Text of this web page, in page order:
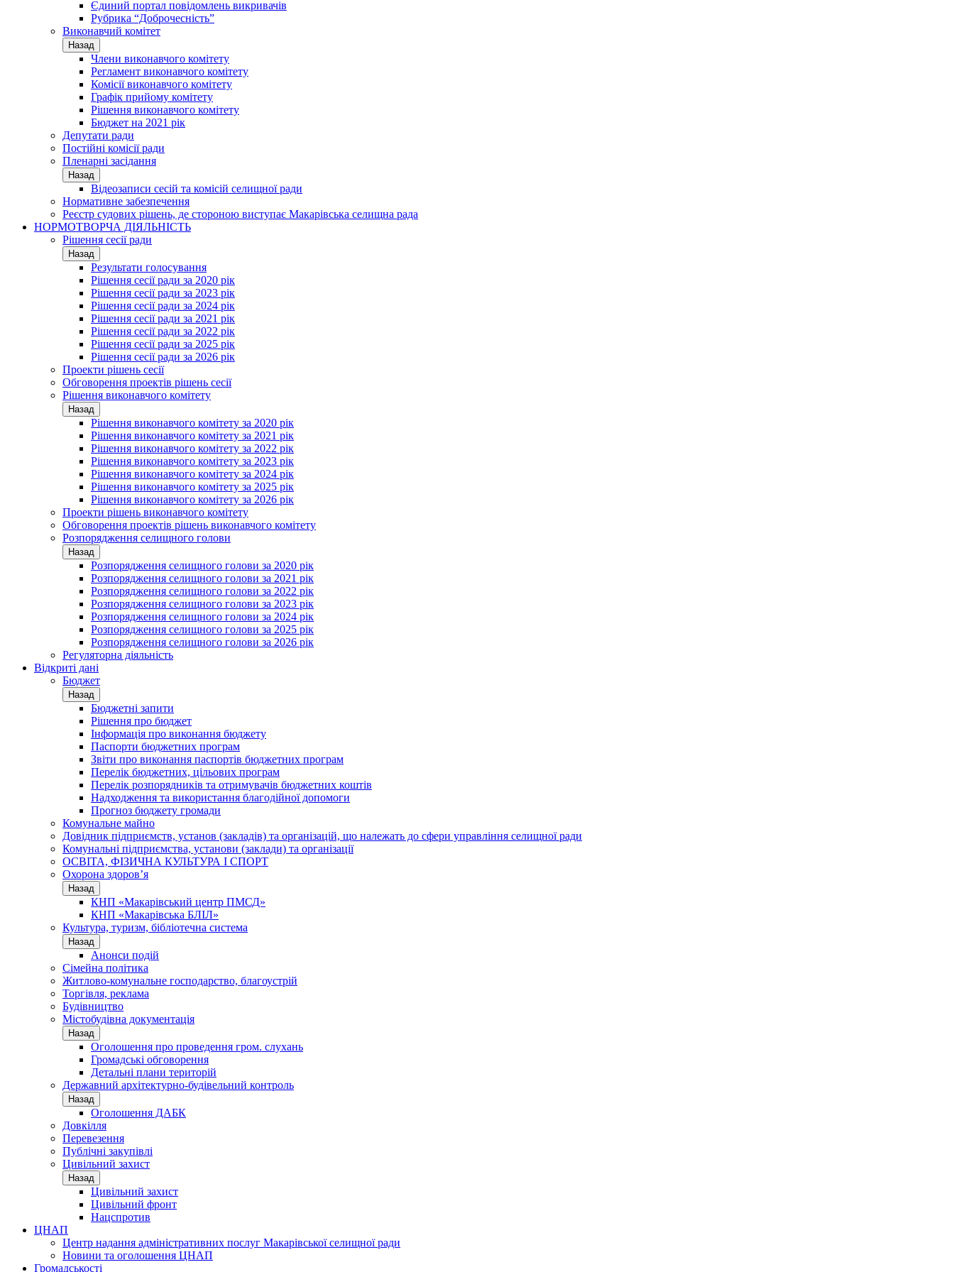
Єдиний портал повідомлень викривачів
Рубрика “Доброчесність”
Виконавчий комітет
Назад
Члени виконавчого комітету
Регламент виконавчого комітету
Комісії виконавчого комітету
Графік прийому комітету
Рішення виконавчого комітету
Бюджет на 2021 рік
Депутати ради
Постійні комісії ради
Пленарні засідання
Назад
Відеозаписи сесій та комісій селищної ради
Нормативне забезпечення
Реєстр судових рішень, де стороною виступає Макарівська селищна рада
НОРМОТВОРЧА ДІЯЛЬНІСТЬ
Рішення сесії ради
Назад
Результати голосування
Рішення сесії ради за 2020 рік
Рішення сесії ради за 2023 рік
Рішення сесії ради за 2024 рік
Рішення сесії ради за 2021 рік
Рішення сесії ради за 2022 рік
Рішення сесії ради за 2025 рік
Рішення сесії ради за 2026 рік
Проекти рішень сесії
Обговорення проектів рішень сесії
Рішення виконавчого комітету
Назад
Рішення виконавчого комітету за 2020 рік
Рішення виконавчого комітету за 2021 рік
Рішення виконавчого комітету за 2022 рік
Рішення виконавчого комітету за 2023 рік
Рішення виконавчого комітету за 2024 рік
Рішення виконавчого комітету за 2025 рік
Рішення виконавчого комітету за 2026 рік
Проекти рішень виконавчого комітету
Обговорення проектів рішень виконавчого комітету
Розпорядження селищного голови
Назад
Розпорядження селищного голови за 2020 рік
Розпорядження селищного голови за 2021 рік
Розпорядження селищного голови за 2022 рік
Розпорядження селищного голови за 2023 рік
Розпорядження селищного голови за 2024 рік
Розпорядження селищного голови за 2025 рік
Розпорядження селищного голови за 2026 рік
Регуляторна діяльність
Відкриті дані
Бюджет
Назад
Бюджетні запити
Рішення про бюджет
Інформація про виконання бюджету
Паспорти бюджетних програм
Звіти про виконання паспортів бюджетних програм
Перелік бюджетних, цільових програм
Перелік розпорядників та отримувачів бюджетних коштів
Надходження та використання благодійної допомоги
Прогноз бюджету громади
Комунальне майно
Довідник підприємств, установ (закладів) та організацій, що належать до сфери управління селищної ради
Комунальні підприємства, установи (заклади) та організації
ОСВІТА, ФІЗИЧНА КУЛЬТУРА І СПОРТ
Охорона здоров’я
Назад
КНП «Макарівський центр ПМСД»
КНП «Макарівська БЛІЛ»
Культура, туризм, бібліотечна система
Назад
Анонси подій
Сімейна політика
Житлово-комунальне господарство, благоустрій
Торгівля, реклама
Будівництво
Містобудівна документація
Назад
Оголошення про проведення гром. слухань
Громадські обговорення
Детальні плани територій
Державний архітектурно-будівельний контроль
Назад
Оголошення ДАБК
Довкілля
Перевезення
Публічні закупівлі
Цивільний захист
Назад
Цивільний захист
Цивільний фронт
Нацспротив
ЦНАП
Центр надання адміністративних послуг Макарівської селищної ради
Новини та оголошення ЦНАП
Громадськості